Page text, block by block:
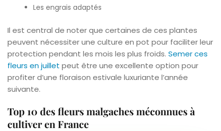
Les engrais adaptés
Il est central de noter que certaines de ces plantes
peuvent nécessiter une culture en pot pour faciliter leur
protection pendant les mois les plus froids. Semer ces
fleurs en juillet peut être une excellente option pour
profiter d’une floraison estivale luxuriante l’année
suivante.
Top 10 des fleurs malgaches méconnues à
cultiver en France